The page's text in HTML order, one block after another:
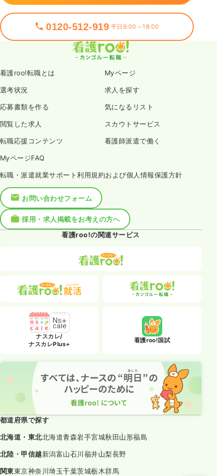
0120-512-919 平日9:00～18:00
看護roo!転職とは Myページ
選考状況 求人を探す
応募書類を作る 気になるリスト
閲覧した求人 スカウトサービス
転職応援コンテンツ 看護師派遣で働く
MyページFAQ
転職・派遣就業サポート利用規約および個人情報保護方針
お問い合わせフォーム
採用・求人掲載をお考えの方へ
看護roo!の関連サービス
ナスカレ/
ナスカレPlus+
看護roo!国試
都道府県で探す
北海道・東北北海道青森岩手宮城秋田山形福島
北陸・甲信越新潟富山石川福井山梨長野
関東東京神奈川埼玉千葉茨城栃木群馬